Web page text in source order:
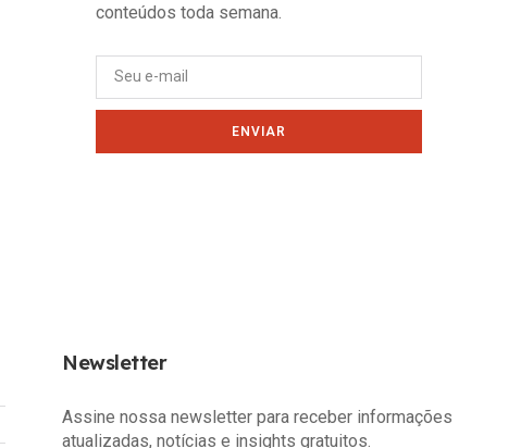
conteúdos toda semana.
ENVIAR
Newsletter
Assine nossa newsletter para receber informações
atualizadas, notícias e insights gratuitos.